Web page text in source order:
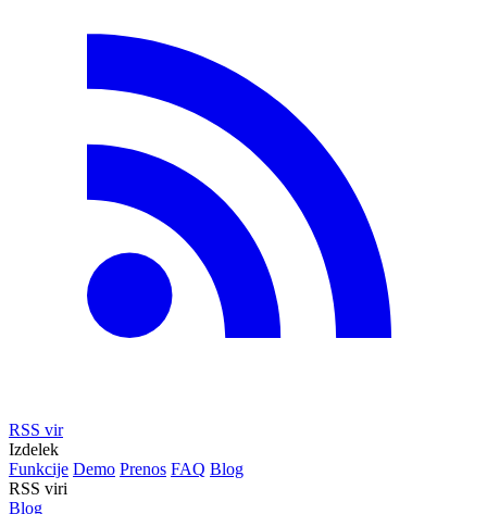
RSS vir
Izdelek
Funkcije Demo Prenos FAQ Blog
RSS viri
Blog